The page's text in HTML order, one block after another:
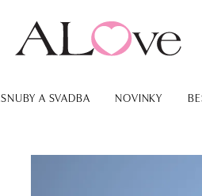
A SVADBA NOVINKY